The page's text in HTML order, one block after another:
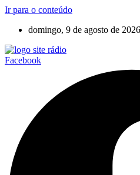
Ir para o conteúdo
domingo, 9 de agosto de 2026
Facebook